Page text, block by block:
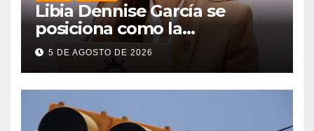
Libia Dennise García se
posiciona como la
gobernadora mejor evaluada
del país, según CE Research
5 DE AGOSTO DE 2026